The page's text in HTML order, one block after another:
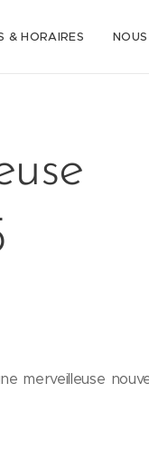
& HORAIRES NOUS
merveilleuse